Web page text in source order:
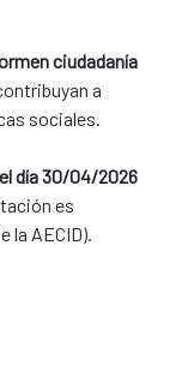
ciudadanía
a
sociales.
día 30/04/2026
es
la AECID).